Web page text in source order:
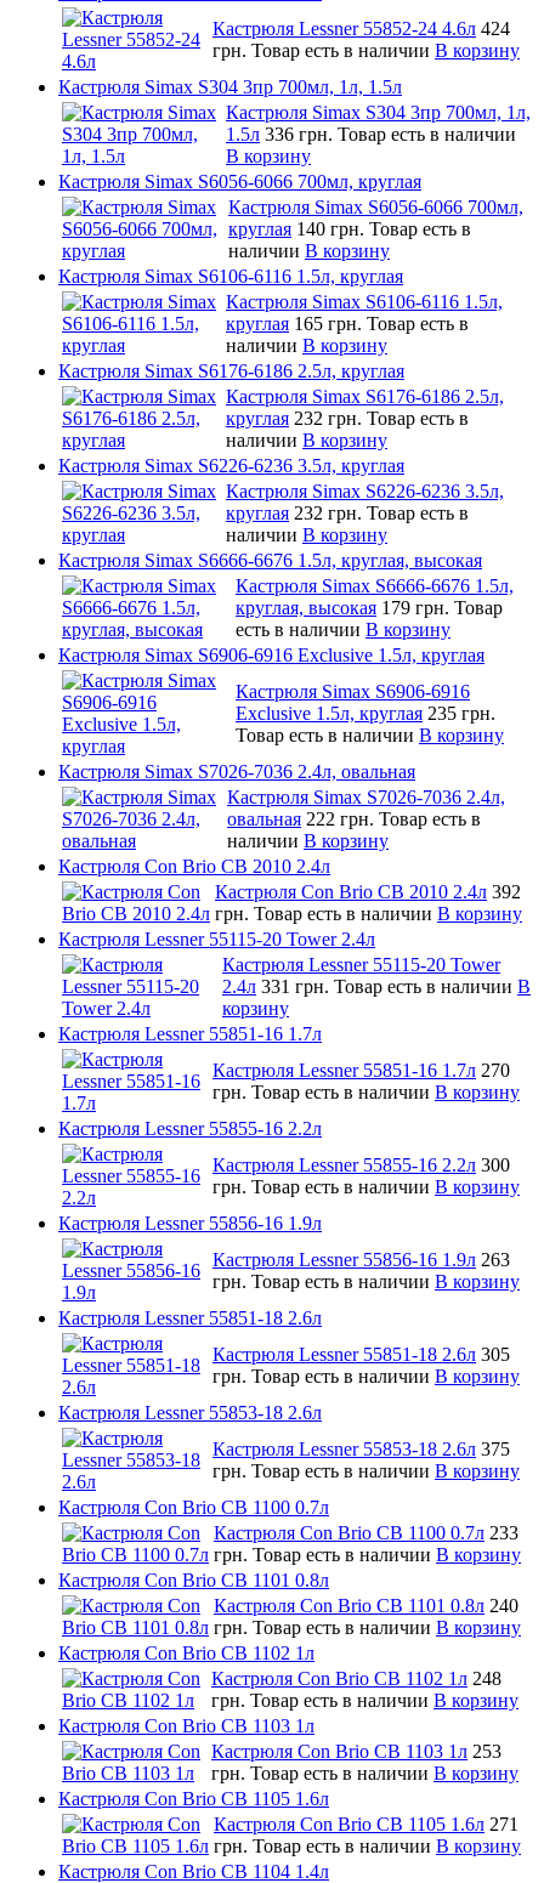
Кастрюля Lessner 55852-24 4.6л 424
грн. Товар есть в наличии В корзину
Кастрюля Simax S304 3пр 700мл, 1л, 1.5л
Кастрюля Simax S304 3пр 700мл, 1л,
1.5л 336 грн. Товар есть в наличии
В корзину
Кастрюля Simax S6056-6066 700мл, круглая
Кастрюля Simax S6056-6066 700мл,
круглая 140 грн. Товар есть в
наличии В корзину
Кастрюля Simax S6106-6116 1.5л, круглая
Кастрюля Simax S6106-6116 1.5л,
круглая 165 грн. Товар есть в
наличии В корзину
Кастрюля Simax S6176-6186 2.5л, круглая
Кастрюля Simax S6176-6186 2.5л,
круглая 232 грн. Товар есть в
наличии В корзину
Кастрюля Simax S6226-6236 3.5л, круглая
Кастрюля Simax S6226-6236 3.5л,
круглая 232 грн. Товар есть в
наличии В корзину
Кастрюля Simax S6666-6676 1.5л, круглая, высокая
Кастрюля Simax S6666-6676 1.5л,
круглая, высокая 179 грн. Товар
есть в наличии В корзину
Кастрюля Simax S6906-6916 Exclusive 1.5л, круглая
Кастрюля Simax S6906-6916
Exclusive 1.5л, круглая 235 грн.
Товар есть в наличии В корзину
Кастрюля Simax S7026-7036 2.4л, овальная
Кастрюля Simax S7026-7036 2.4л,
овальная 222 грн. Товар есть в
наличии В корзину
Кастрюля Con Brio CB 2010 2.4л
Кастрюля Con Brio CB 2010 2.4л 392
грн. Товар есть в наличии В корзину
Кастрюля Lessner 55115-20 Tower 2.4л
Кастрюля Lessner 55115-20 Tower
2.4л 331 грн. Товар есть в наличии В
корзину
Кастрюля Lessner 55851-16 1.7л
Кастрюля Lessner 55851-16 1.7л 270
грн. Товар есть в наличии В корзину
Кастрюля Lessner 55855-16 2.2л
Кастрюля Lessner 55855-16 2.2л 300
грн. Товар есть в наличии В корзину
Кастрюля Lessner 55856-16 1.9л
Кастрюля Lessner 55856-16 1.9л 263
грн. Товар есть в наличии В корзину
Кастрюля Lessner 55851-18 2.6л
Кастрюля Lessner 55851-18 2.6л 305
грн. Товар есть в наличии В корзину
Кастрюля Lessner 55853-18 2.6л
Кастрюля Lessner 55853-18 2.6л 375
грн. Товар есть в наличии В корзину
Кастрюля Con Brio CB 1100 0.7л
Кастрюля Con Brio CB 1100 0.7л 233
грн. Товар есть в наличии В корзину
Кастрюля Con Brio CB 1101 0.8л
Кастрюля Con Brio CB 1101 0.8л 240
грн. Товар есть в наличии В корзину
Кастрюля Con Brio CB 1102 1л
Кастрюля Con Brio CB 1102 1л 248
грн. Товар есть в наличии В корзину
Кастрюля Con Brio CB 1103 1л
Кастрюля Con Brio CB 1103 1л 253
грн. Товар есть в наличии В корзину
Кастрюля Con Brio CB 1105 1.6л
Кастрюля Con Brio CB 1105 1.6л 271
грн. Товар есть в наличии В корзину
Кастрюля Con Brio CB 1104 1.4л